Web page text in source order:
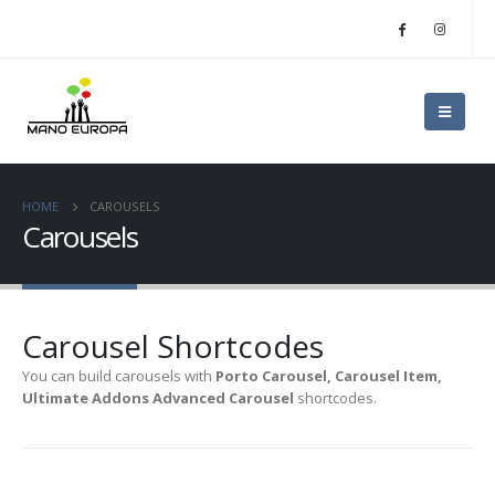
HOME CAROUSELS
Carousels
Carousel Shortcodes
You can build carousels with Porto Carousel, Carousel Item,
Ultimate Addons Advanced Carousel shortcodes.